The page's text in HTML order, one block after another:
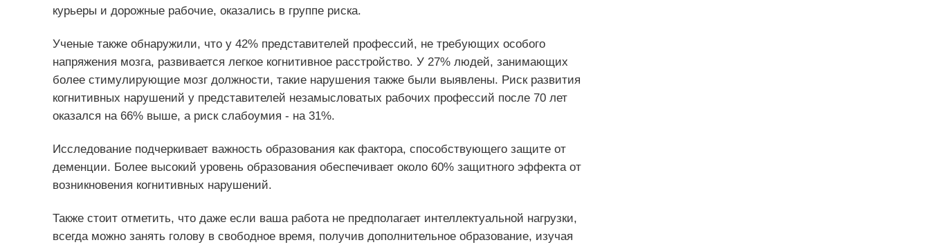
курьеры и дорожные рабочие, оказались в группе риска.
Ученые также обнаружили, что у 42% представителей профессий, не требующих особого
напряжения мозга, развивается легкое когнитивное расстройство. У 27% людей, занимающих
более стимулирующие мозг должности, такие нарушения также были выявлены. Риск развития
когнитивных нарушений у представителей незамысловатых рабочих профессий после 70 лет
оказался на 66% выше, а риск слабоумия - на 31%.
Исследование подчеркивает важность образования как фактора, способствующего защите от
деменции. Более высокий уровень образования обеспечивает около 60% защитного эффекта от
возникновения когнитивных нарушений.
Также стоит отметить, что даже если ваша работа не предполагает интеллектуальной нагрузки,
всегда можно занять голову в свободное время, получив дополнительное образование, изучая